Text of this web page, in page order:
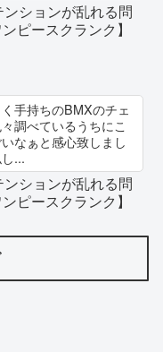
ションが乱れる問
ピースクランク】
手持ちのBMXのチェ
調べているうちにこ
なぁと感心致しまし
...
ションが乱れる問
ピースクランク】